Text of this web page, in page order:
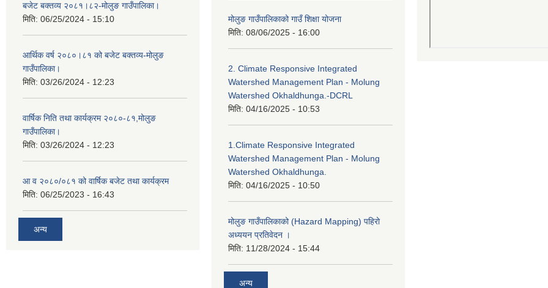
बजेट बक्तव्य २०८१।८२-मोलुङ गाउँपालिका।
मिति: 06/25/2024 - 15:10
आर्थिक वर्ष २०८०।८१ को बजेट बक्तव्य-मोलुङ
गाउँपालिका।
मिति: 03/26/2024 - 12:23
वार्षिक निति तथा कार्यक्रम २०८०-८१,मोलुङ
गाउँपालिका।
मिति: 03/26/2024 - 12:23
आ व २०८०/०८१ को वार्षिक बजेट तथा कार्यक्रम
मिति: 06/25/2023 - 16:43
अन्य
मोलुङ गाउँपालिकाको गाउँ शिक्षा योजना
मिति: 08/06/2025 - 16:00
2. Climate Responsive Integrated
Watershed Management Plan - Molung
Watershed Okhaldhunga.-DCRL
मिति: 04/16/2025 - 10:53
1.Climate Responsive Integrated
Watershed Management Plan - Molung
Watershed Okhaldhunga.
मिति: 04/16/2025 - 10:50
मोलुङ गाउँपालिकाको (Hazard Mapping) पहिरो
अध्ययन प्रतिवेदन ।
मिति: 11/28/2024 - 15:44
अन्य